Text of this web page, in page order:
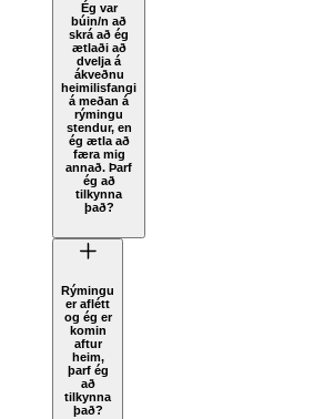
Ég var
búin/n að
skrá að ég
ætlaði að
dvelja á
ákveðnu
heimilisfangi
á meðan á
rýmingu
stendur, en
ég ætla að
færa mig
annað. Þarf
ég að
tilkynna
það?
Rýmingu
er aflétt
og ég er
komin
aftur
heim,
þarf ég
að
tilkynna
það?